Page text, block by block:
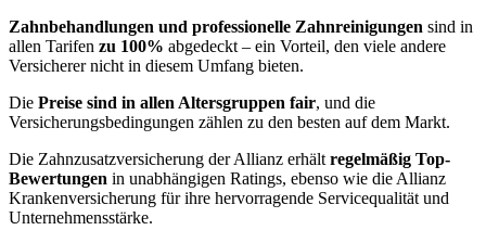
Zahnbehandlungen und professionelle Zahnreinigungen sind in
allen Tarifen zu 100% abgedeckt – ein Vorteil, den viele andere
Versicherer nicht in diesem Umfang bieten.
Die Preise sind in allen Altersgruppen fair, und die
Versicherungsbedingungen zählen zu den besten auf dem Markt.
Die Zahnzusatzversicherung der Allianz erhält regelmäßig Top-
Bewertungen in unabhängigen Ratings, ebenso wie die Allianz
Krankenversicherung für ihre hervorragende Servicequalität und
Unternehmensstärke.